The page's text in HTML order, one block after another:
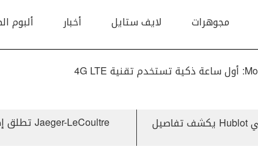
مجوهرات لايف ستايل أخبار ألبوم
لقاء خاص مع David Tedeschi المدير الإقليمي في Hublot يكشف تفاصيل Jaeger-LeCoultre تطلق إصدارين عصريين من ساعتها Memovox الكلاسيكية